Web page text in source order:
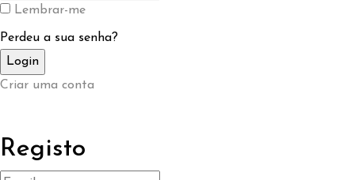
Lembrar-me
Perdeu a sua senha?
Criar uma conta
Registo